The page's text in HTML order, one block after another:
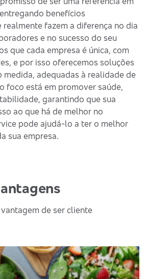
benefícios
fazem a diferença no dia
e no sucesso do seu
que cada empresa é única, com
e por isso oferecemos soluções
medida, adequadas à realidade de
foco está em promover saúde,
garantindo que sua
ao que há de melhor no
pode ajudá-lo a ter o melhor
sua empresa.
de ser cliente